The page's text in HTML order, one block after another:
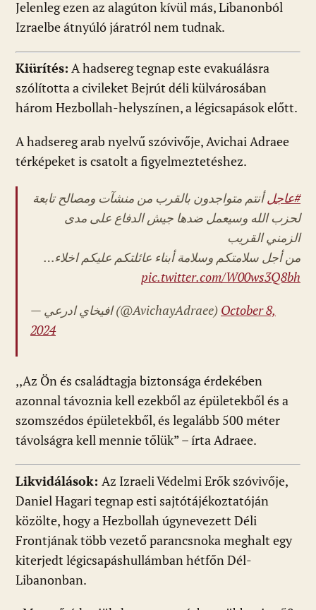
Jelenleg ezen az alagúton kívül más, Libanonból
Izraelbe átnyúló járatról nem tudnak.
Kiürítés: A hadsereg tegnap este evakuálásra
szólította a civileket Bejrút déli külvárosában
három Hezbollah-helyszínen, a légicsapások előtt.
A hadsereg arab nyelvű szóvivője, Avichai Adraee
térképeket is csatolt a figyelmeztetéshez.
#عاجلأنتم متواجدون بالقرب من منشآت ومصالح تابعة
لحزب الله وسيعمل ضدها جيش الدفاع على مدى
الزمني القريب
من أجل سلامتكم وسلامة أبناء عائلتكم عليكم اخلاء…
pic.twitter.com/W00ws3Q8bh
— افيخاي ادرعي (@AvichayAdraee) October 8,
2024
,,Az Ön és családtagja biztonsága érdekében
azonnal távoznia kell ezekből az épületekből és a
szomszédos épületekből, és legalább 500 méter
távolságra kell mennie tőlük” – írta Adraee.
Likvidálások: Az Izraeli Védelmi Erők szóvivője,
Daniel Hagari tegnap esti sajtótájékoztatóján
közölte, hogy a Hezbollah úgynevezett Déli
Frontjának több vezető parancsnoka meghalt egy
kiterjedt légicsapáshullámban hétfőn Dél-
Libanonban.